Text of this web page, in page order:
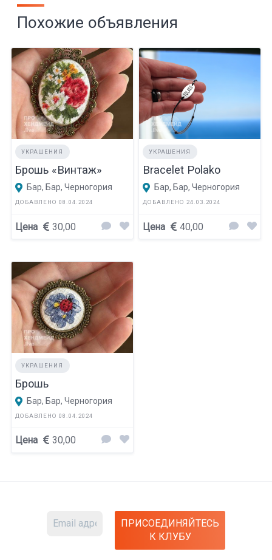
Похожие объявления
УКРАШЕНИЯ
Брошь «Винтаж»
Бар, Бар, Черногория
ДОБАВЛЕНО 08.04.2024
Цена 30,00
УКРАШЕНИЯ
Bracelet Polako
Бар, Бар, Черногория
ДОБАВЛЕНО 24.03.2024
Цена 40,00
УКРАШЕНИЯ
Брошь
Бар, Бар, Черногория
ДОБАВЛЕНО 08.04.2024
Цена 30,00